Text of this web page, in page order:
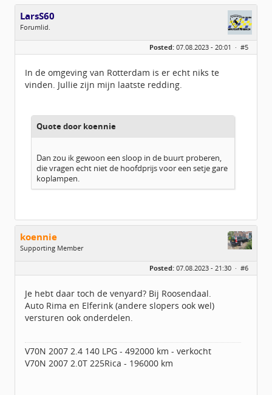
LarsS60
Forumlid.
Geslacht:
n/a
Geregistreerd:07 / 2023
Posted: 07.08.2023 - 20:01 · #5
In de omgeving van Rotterdam is er echt niks te
vinden. Jullie zijn mijn laatste redding.
Quote door koennie
Dan zou ik gewoon een sloop in de buurt proberen,
die vragen echt niet de hoofdprijs voor een setje gare
koplampen.
koennie
Supporting Member
Leeftijd:
41
Geregistreerd:12 / 2019
Posted: 07.08.2023 - 21:30 · #6
Je hebt daar toch de venyard? Bij Roosendaal.
Auto Rima en Elferink (andere slopers ook wel)
versturen ook onderdelen.
V70N 2007 2.4 140 LPG - 492000 km - verkocht
V70N 2007 2.0T 225Rica - 196000 km